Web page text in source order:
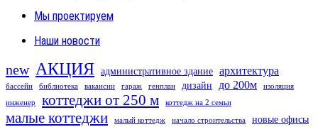
Мы проектируем
Наши новости
new АКЦИЯ административное здание архитектура
бассейн библиотека вакансии гараж генплан дизайн до 200м изоляция
инженер коттеджи от 250 м коттедж на 2 семьи
малые коттеджи малый коттедж начало строительства
новые офисы